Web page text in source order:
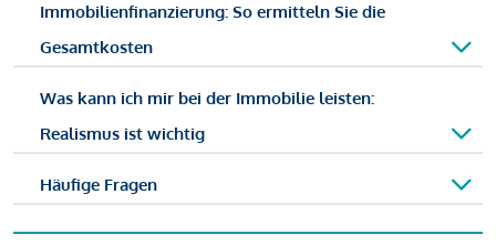
Immobilienfinanzierung: So ermitteln Sie die
Gesamtkosten
Was kann ich mir bei der Immobilie leisten:
Realismus ist wichtig
Häufige Fragen